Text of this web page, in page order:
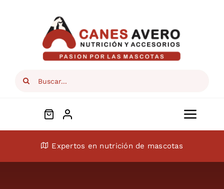
Search
ConócenosExpertos en nutrición de mascotas